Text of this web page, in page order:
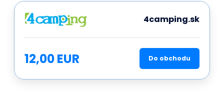
4camping.sk
12,00 EUR Do obchodu